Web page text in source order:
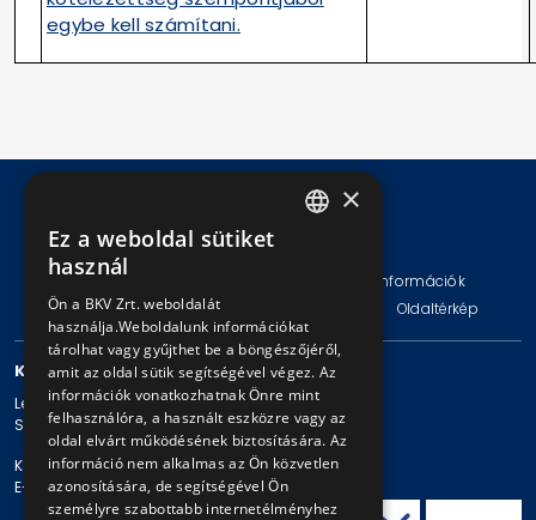
egybe kell számítani.
© Copyright 2026 BKV Zrt.
Impresszum
Technikai információk
Adatvédelmi politika és tájékoztatások
Oldaltérkép
KAPCSOLAT
Levelezési cím: 1980 Budapest, Pf. 11.
Székhely: 1980 Budapest, Akácfa u. 15.
Központi telefonszám: + 36 1 461-65-00
E-mail cím: bkv@bkv.hu
×
Ez a weboldal sütiket
használ
Ön a BKV Zrt. weboldalát
használja.Weboldalunk információkat
tárolhat vagy gyűjthet be a böngészőjéről,
amit az oldal sütik segítségével végez. Az
információk vonatkozhatnak Önre mint
felhasználóra, a használt eszközre vagy az
oldal elvárt működésének biztosítására. Az
információ nem alkalmas az Ön közvetlen
azonosítására, de segítségével Ön
személyre szabottabb internetélményhez